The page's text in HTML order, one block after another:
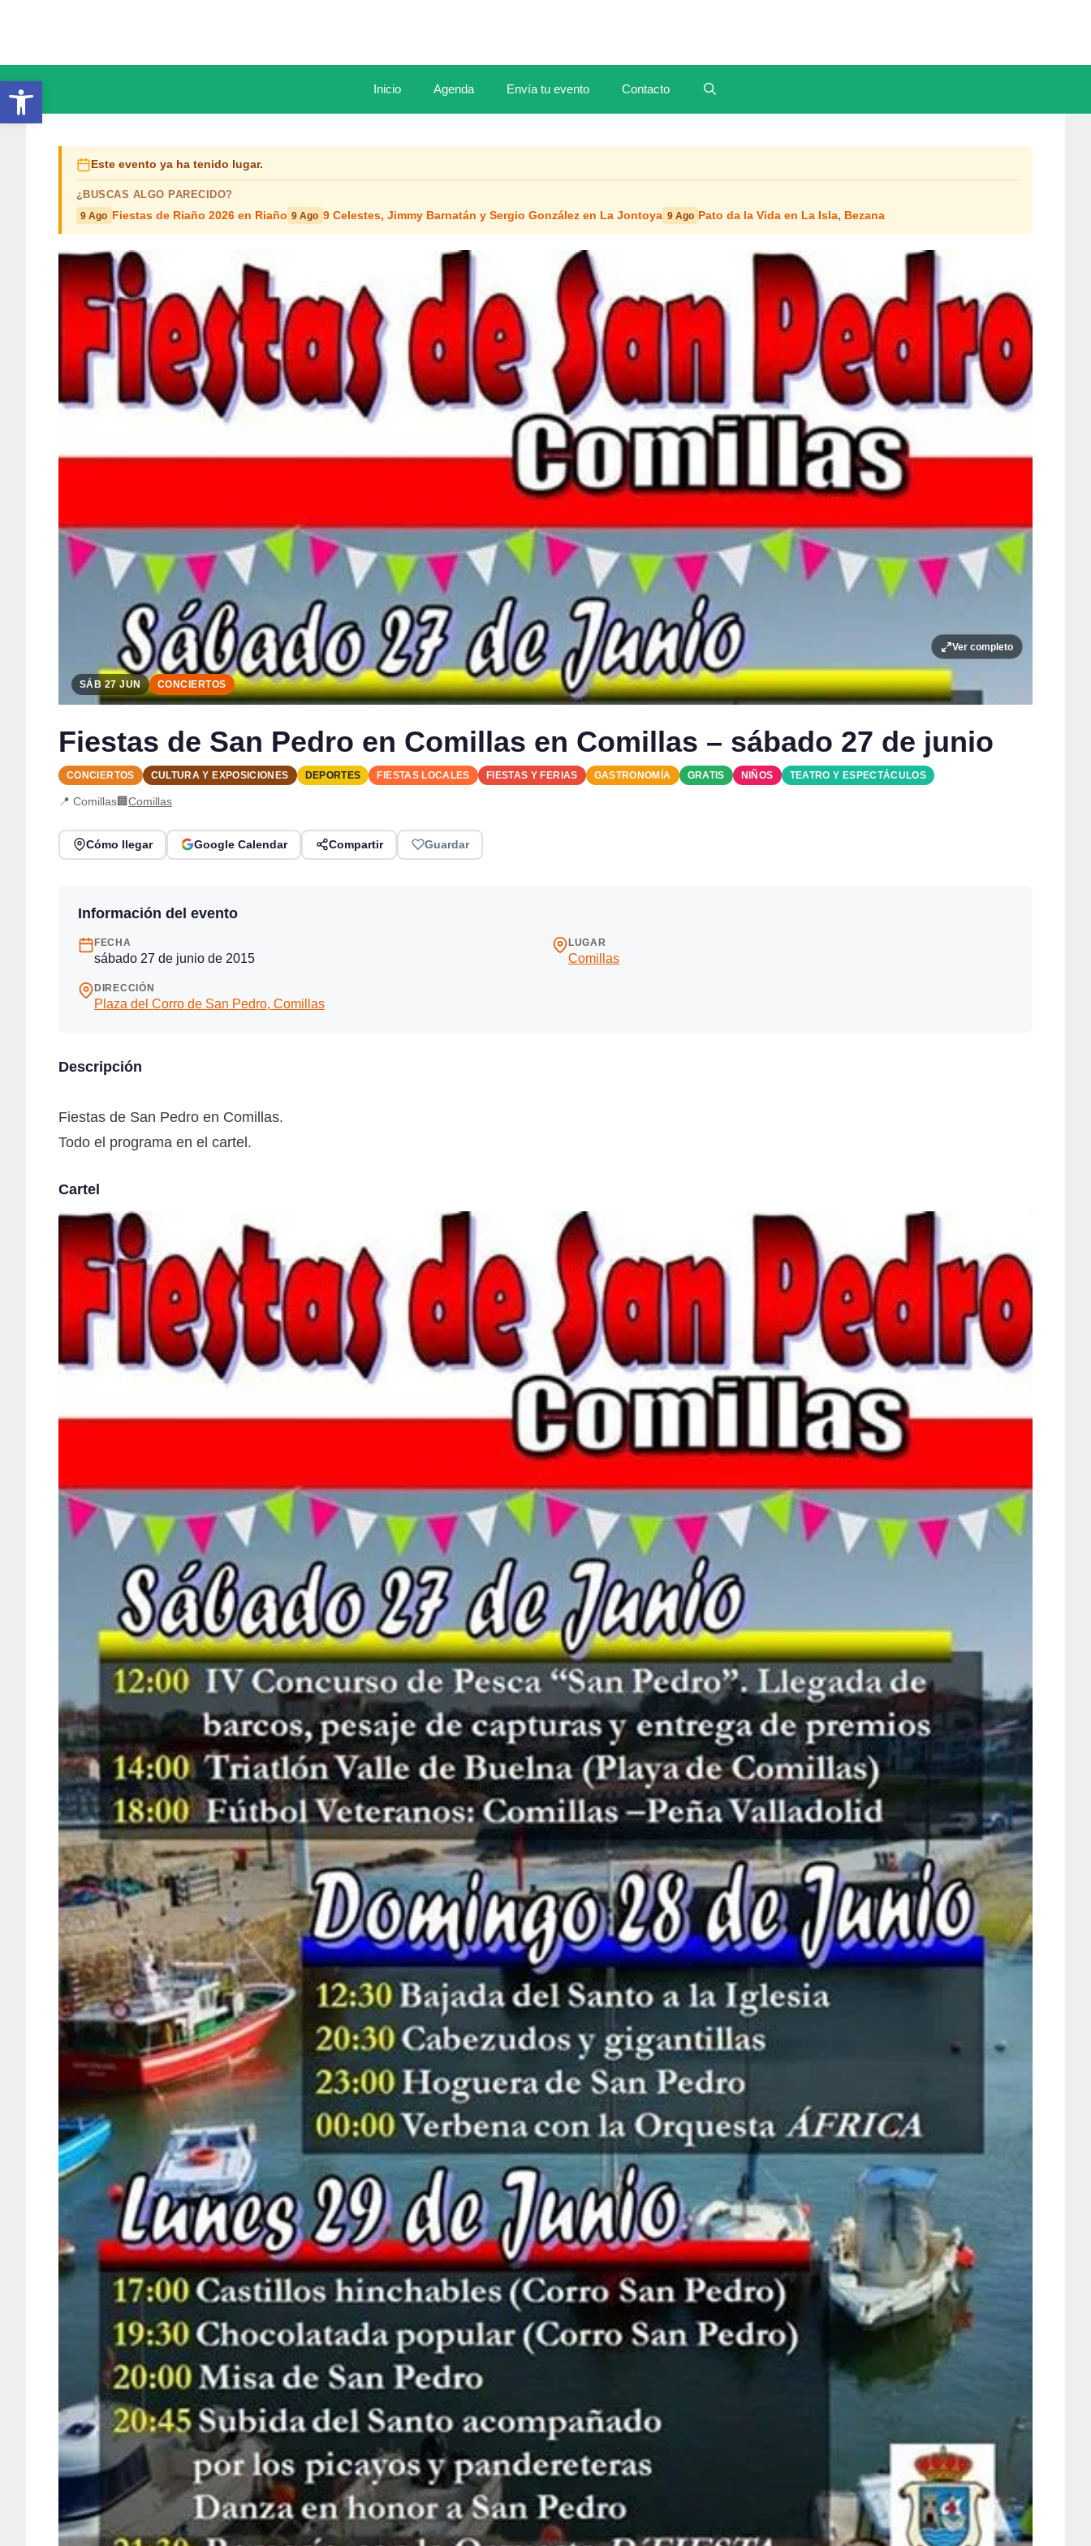
Abrir barra de herramientas Inicio Agenda Envía tu evento Contacto
Este evento ya ha tenido lugar.
¿BUSCAS ALGO PARECIDO?
9 Ago Fiestas de Riaño 2026 en Riaño 9 Ago 9 Celestes, Jimmy Barnatán y Sergio González en La Jontoya 9 Ago Pato da la Vida en La Isla, Bezana
Ver completo
SÁB 27 JUN CONCIERTOS
Fiestas de San Pedro en Comillas en Comillas – sábado 27 de junio
CONCIERTOS CULTURA Y EXPOSICIONES DEPORTES FIESTAS LOCALES FIESTAS Y FERIAS GASTRONOMÍA GRATIS NIÑOS TEATRO Y ESPECTÁCULOS
📍 Comillas🏢Comillas
Cómo llegar Google Calendar Compartir Guardar
Información del evento
FECHA
sábado 27 de junio de 2015
LUGAR
Comillas
DIRECCIÓN
Plaza del Corro de San Pedro, Comillas
Descripción
Fiestas de San Pedro en Comillas.
Todo el programa en el cartel.
Cartel